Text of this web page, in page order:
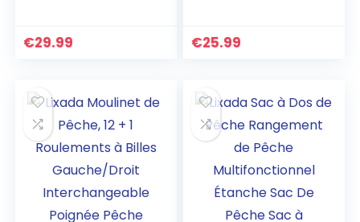
Portable Étui de
€29.99
Multifunction
€25.99